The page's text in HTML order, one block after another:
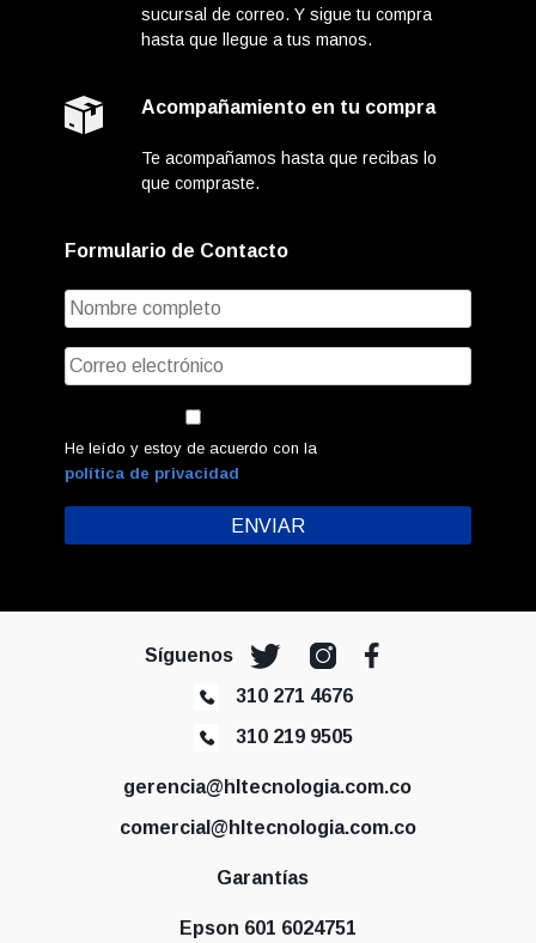
sucursal de correo. Y sigue tu compra
hasta que llegue a tus manos.
Acompañamiento en tu compra
Te acompañamos hasta que recibas lo
que compraste.
Formulario de Contacto
He leído y estoy de acuerdo con la
política de privacidad
Síguenos
310 271 4676
310 219 9505
gerencia@hltecnologia.com.co
comercial@hltecnologia.com.co
Garantías
Epson 601 6024751